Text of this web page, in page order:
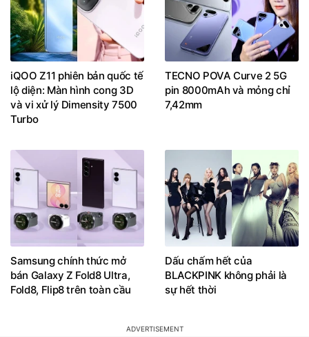
iQOO Z11 phiên bản quốc tế
lộ diện: Màn hình cong 3D
và vi xử lý Dimensity 7500
Turbo
TECNO POVA Curve 2 5G
pin 8000mAh và mỏng chỉ
7,42mm
Samsung chính thức mở
bán Galaxy Z Fold8 Ultra,
Fold8, Flip8 trên toàn cầu
Dấu chấm hết của
BLACKPINK không phải là
sự hết thời